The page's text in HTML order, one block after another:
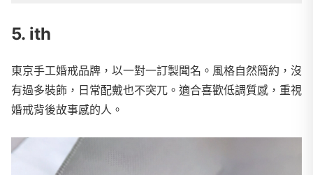
5. ith
東京手工婚戒品牌，以一對一訂製聞名。風格自然簡約，沒
有過多裝飾，日常配戴也不突兀。適合喜歡低調質感，重視
婚戒背後故事感的人。